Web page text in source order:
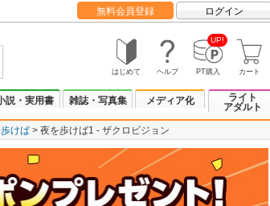
無料会員登録 ログイン
はじめて ヘルプ
UP!
PT購入 カート
説・実用書 雑誌・写真集 メディア化
ライト
アダルト
けば 夜を歩けば1 - ザクロビジョン